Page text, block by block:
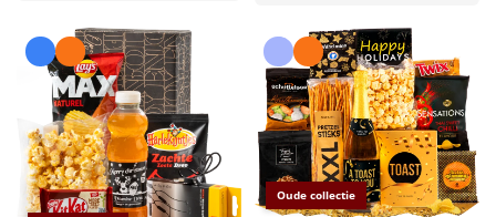
Oude collectie